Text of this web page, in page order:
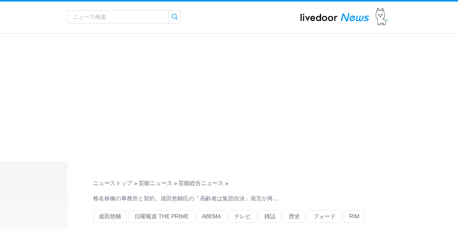
ニューストップ > 芸能ニュース > 芸能総合ニュース >
椎名林檎の事務所と契約、成田悠輔氏の「高齢者は集団自決」発言が再…
成田悠輔 日曜報道 THE PRIME ABEMA テレビ 雑誌 歴史 フォード RIM